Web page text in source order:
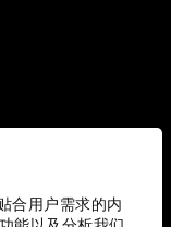
合用户需求的内